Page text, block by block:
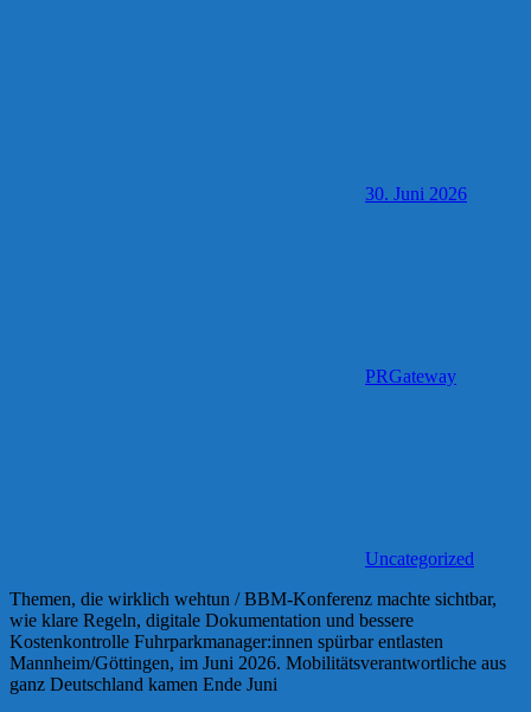
30. Juni 2026
PRGateway
Uncategorized
Themen, die wirklich wehtun / BBM-Konferenz machte sichtbar,
wie klare Regeln, digitale Dokumentation und bessere
Kostenkontrolle Fuhrparkmanager:innen spürbar entlasten
Mannheim/Göttingen, im Juni 2026. Mobilitätsverantwortliche aus
ganz Deutschland kamen Ende Juni